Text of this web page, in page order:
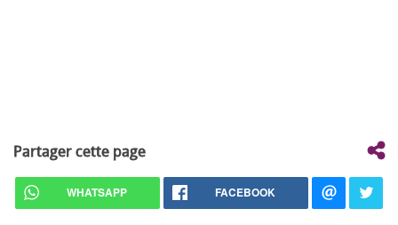
Partager cette page
WHATSAPP FACEBOOK